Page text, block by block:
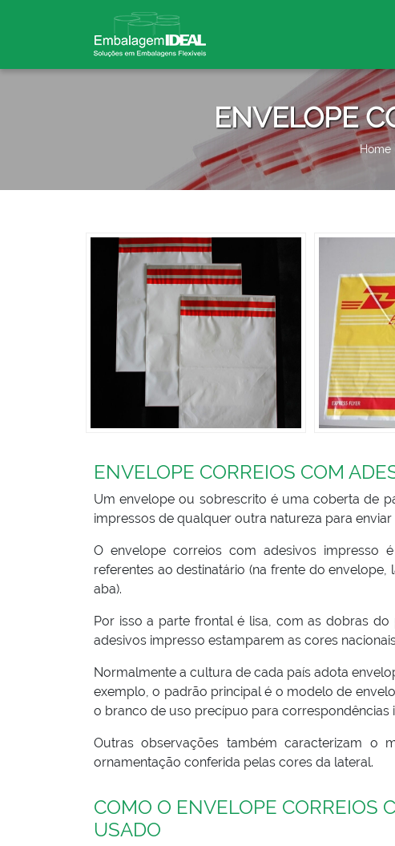
ENVELOPE
Home
ENVELOPE CORREIOS COM
Um envelope ou sobrescrito é uma coberta de
impressos de qualquer outra natureza para
O envelope correios com adesivos impresso
referentes ao destinatário (na frente do
aba).
Por isso a parte frontal é lisa, com as dobras
adesivos impresso estamparem as cores
Normalmente a cultura de cada país adota
exemplo, o padrão principal é o modelo de
o branco de uso precípuo para correspondências
Outras observações também caracterizam o
ornamentação conferida pelas cores da lateral.
COMO O ENVELOPE CORREIOS
USADO